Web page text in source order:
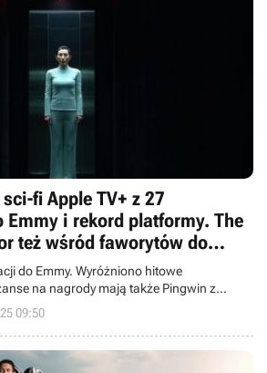
fi Apple TV+ z 27
i rekord platformy. The
też wśród faworytów do
do Emmy. Wyróżniono hitowe
na nagrody mają także Pingwin z
Studio.
09:50